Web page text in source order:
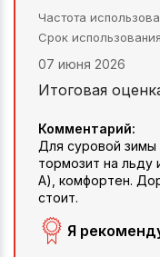
Частота
Срок использования
07 июня 2026
Итоговая
Комментарий:
Для суровой
тормозит на льду
А), комфортен.
стоит.
Я